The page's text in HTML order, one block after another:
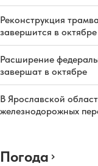
Реконструкция
завершится в октябре
Расширение
завершат в октябре
В Ярославской
железнодорожных
Погода